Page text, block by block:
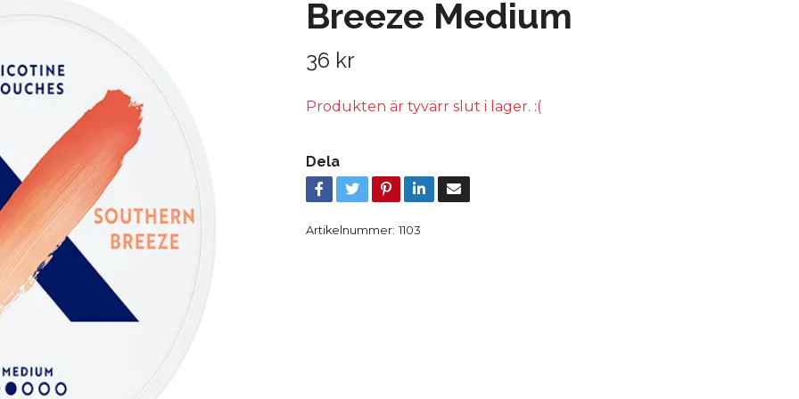
Breeze Medium
36 kr
Produkten är tyvärr slut i lager. :(
Dela
Artikelnummer: 1103